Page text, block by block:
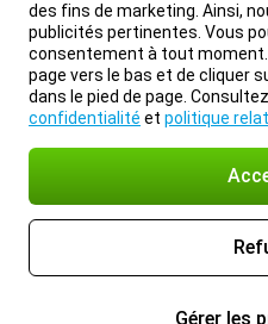
des fins de marketing. Ainsi,
publicités pertinentes. Vous
consentement à tout
page vers le bas et de cliquer
dans le pied de page.
confidentialité et politique
Gérer les